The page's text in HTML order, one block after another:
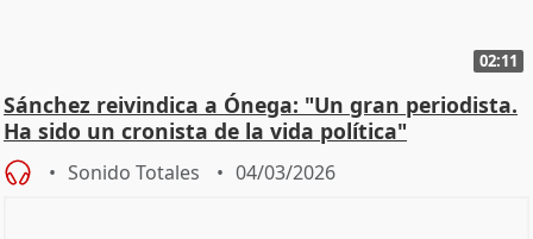
02:11
Sánchez reivindica a Ónega: "Un gran periodista.
Ha sido un cronista de la vida política"
Sonido Totales 04/03/2026